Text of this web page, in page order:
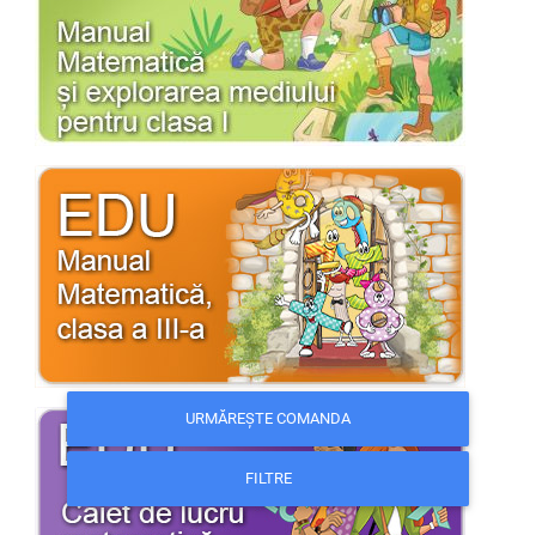
URMĂREȘTE COMANDA
FILTRE